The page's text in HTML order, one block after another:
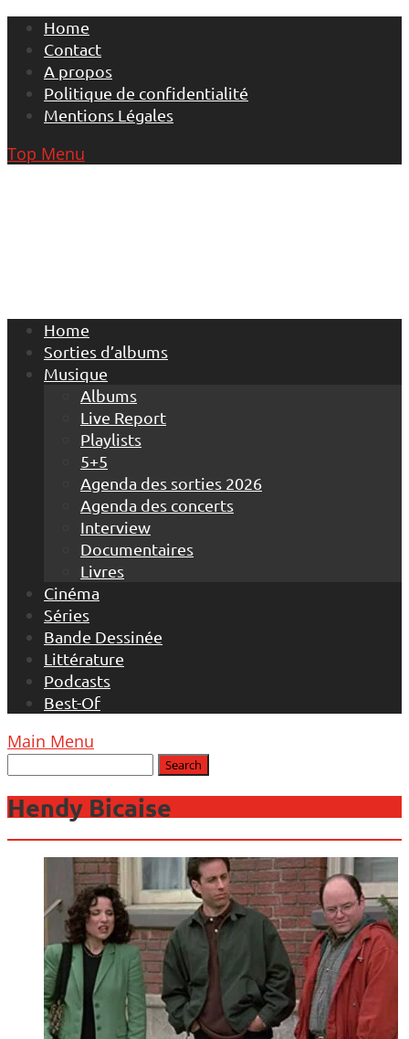
Skip
content
Home
Contact
A propos
Politique de confidentialité
Mentions Légales
Top Menu
Home
Sorties d’albums
Musique
Albums
Live Report
Playlists
5+5
Agenda des sorties 2026
Agenda des concerts
Interview
Documentaires
Livres
Cinéma
Séries
Bande Dessinée
Littérature
Podcasts
Best-Of
Main Menu
Hendy Bicaise